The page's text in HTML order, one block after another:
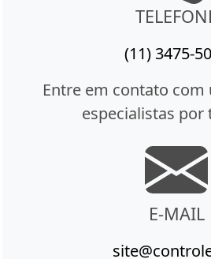
(11) 3475-
Entre em contato com
especialistas por
E-MAIL